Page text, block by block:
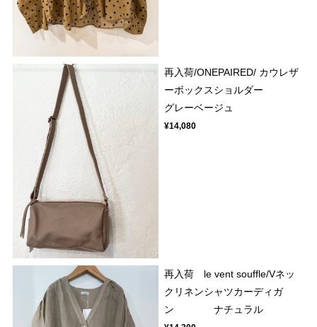
再入荷/ONEPAIRED/ カウレザ
ーボックスショルダー
グレーベージュ
¥14,080
再入荷 le vent souffle/Vネッ
クリネンシャツカーディガ
ン ナチュラル